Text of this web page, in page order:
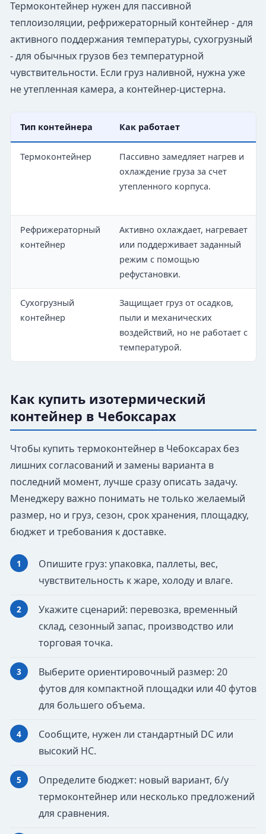
Термоконтейнер нужен для пассивной
теплоизоляции, рефрижераторный контейнер - для
активного поддержания температуры, сухогрузный
- для обычных грузов без температурной
чувствительности. Если груз наливной, нужна уже
не утепленная камера, а контейнер-цистерна.
Тип контейнера Как работает
Термоконтейнер
Пассивно замедляет нагрев и
охлаждение груза за счет
утепленного корпуса.
Рефрижераторный
контейнер
Активно охлаждает, нагревает
или поддерживает заданный
режим с помощью
рефустановки.
Сухогрузный
контейнер
Защищает груз от осадков,
пыли и механических
воздействий, но не работает с
температурой.
Как купить изотермический
контейнер в Чебоксарах
Чтобы купить термоконтейнер в Чебоксарах без
лишних согласований и замены варианта в
последний момент, лучше сразу описать задачу.
Менеджеру важно понимать не только желаемый
размер, но и груз, сезон, срок хранения, площадку,
бюджет и требования к доставке.
Опишите груз: упаковка, паллеты, вес,
чувствительность к жаре, холоду и влаге.
Укажите сценарий: перевозка, временный
склад, сезонный запас, производство или
торговая точка.
Выберите ориентировочный размер: 20
футов для компактной площадки или 40 футов
для большего объема.
Сообщите, нужен ли стандартный DC или
высокий HC.
Определите бюджет: новый вариант, б/у
термоконтейнер или несколько предложений
для сравнения.